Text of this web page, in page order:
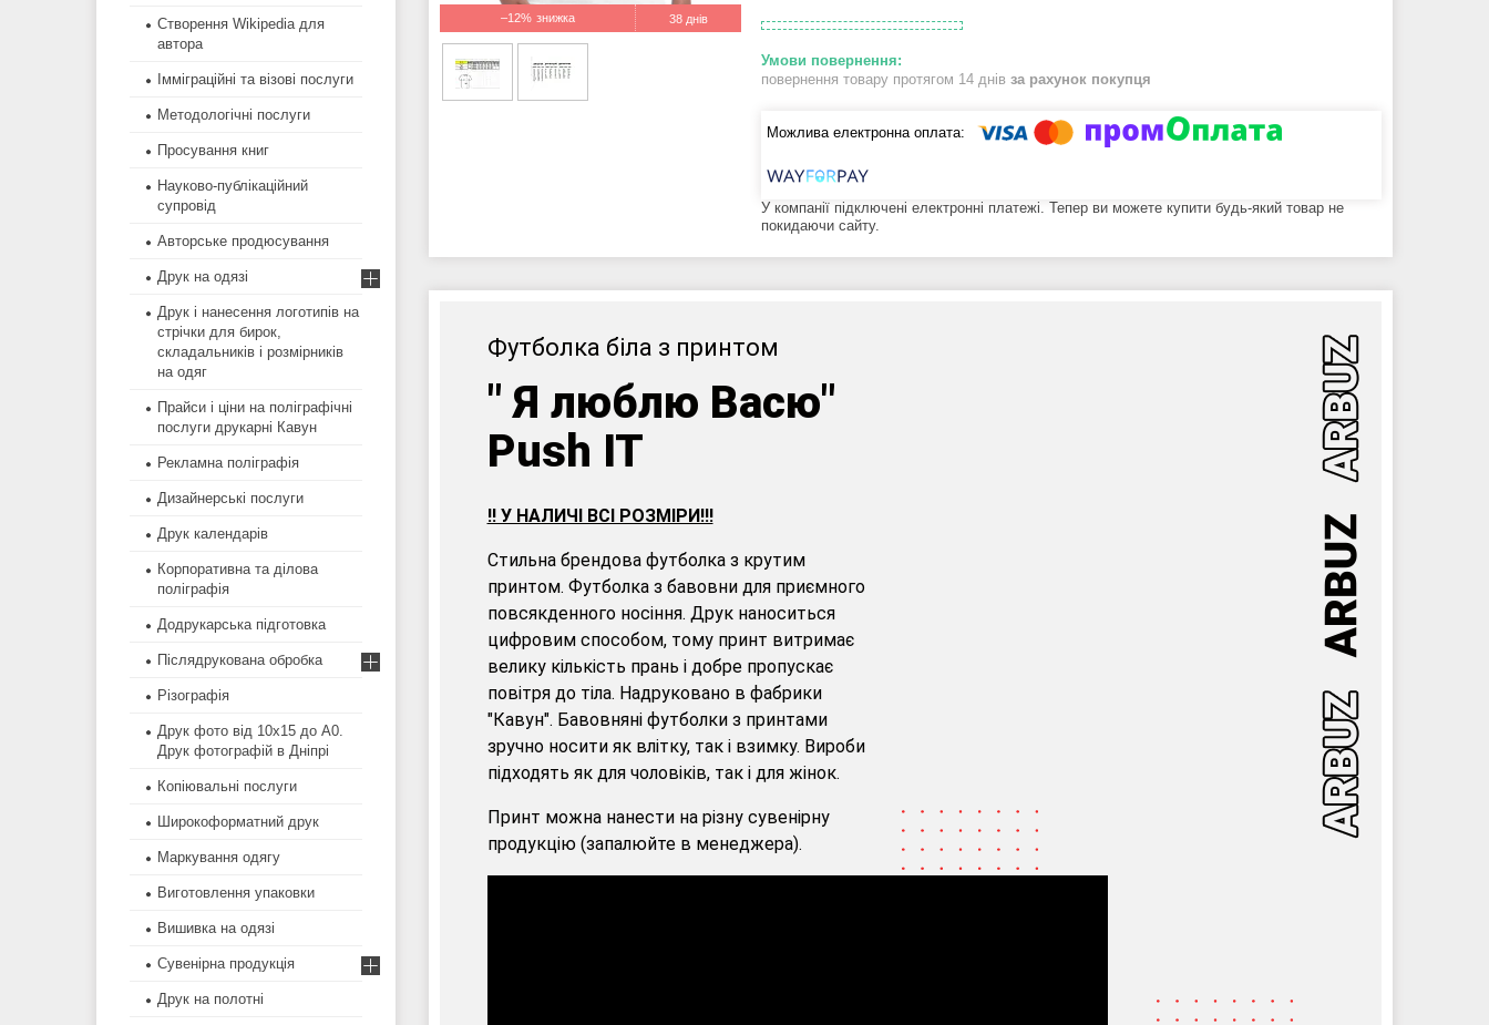
–12% 38 днів
повернення товару протягом 14 днів за рахунок покупця
У компанії підключені електронні платежі. Тепер ви можете купити будь-який товар не
покидаючи сайту.
Футболка біла з принтом
"Я люблю Васю"
Push IT
!! У НАЛИЧІ ВСІ РОЗМІРИ!!!
Стильна брендова футболка з крутим
принтом. Футболка з бавовни для приємного
повсякденного носіння. Друк наноситься
цифровим способом, тому принт витримає
велику кількість прань і добре пропускає
повітря до тіла. Надруковано в фабрики
"Кавун". Бавовняні футболки з принтами
зручно носити як влітку, так і взимку. Вироби
підходять як для чоловіків, так і для жінок.
Принт можна нанести на різну сувенірну
продукцію (запалюйте в менеджера).
Створення Wikipedia для
автора
Імміграційні та візові послуги
Методологічні послуги
Просування книг
Науково-публікаційний
супровід
Авторське продюсування
Друк на одязі
Друк і нанесення логотипів на
стрічки для бирок,
складальників і розмірників
на одяг
Прайси і ціни на поліграфічні
послуги друкарні Кавун
Рекламна поліграфія
Дизайнерські послуги
Друк календарів
Корпоративна та ділова
поліграфія
Додрукарська підготовка
Післядрукована обробка
Різографія
Друк фото від 10х15 до А0.
Друк фотографій в Дніпрі
Копіювальні послуги
Широкоформатний друк
Маркування одягу
Виготовлення упаковки
Вишивка на одязі
Сувенірна продукція
Друк на полотні